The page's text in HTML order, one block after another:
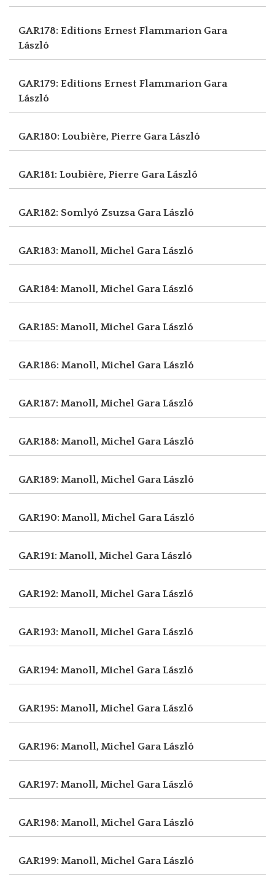
GAR178: Editions Ernest Flammarion Gara
László
GAR179: Editions Ernest Flammarion Gara
László
GAR180: Loubière, Pierre Gara László
GAR181: Loubière, Pierre Gara László
GAR182: Somlyó Zsuzsa Gara László
GAR183: Manoll, Michel Gara László
GAR184: Manoll, Michel Gara László
GAR185: Manoll, Michel Gara László
GAR186: Manoll, Michel Gara László
GAR187: Manoll, Michel Gara László
GAR188: Manoll, Michel Gara László
GAR189: Manoll, Michel Gara László
GAR190: Manoll, Michel Gara László
GAR191: Manoll, Michel Gara László
GAR192: Manoll, Michel Gara László
GAR193: Manoll, Michel Gara László
GAR194: Manoll, Michel Gara László
GAR195: Manoll, Michel Gara László
GAR196: Manoll, Michel Gara László
GAR197: Manoll, Michel Gara László
GAR198: Manoll, Michel Gara László
GAR199: Manoll, Michel Gara László